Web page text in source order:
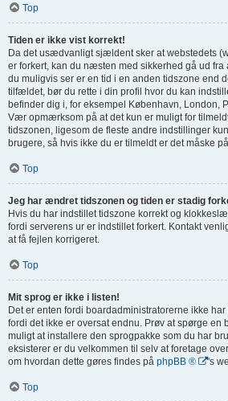
Top
Tiden er ikke vist korrekt!
Da det usædvanligt sjældent sker at webstedets
er forkert, kan du næsten med sikkerhed gå ud fra
du muligvis ser er en tid i en anden tidszone end
tilfældet, bør du rette i din profil hvor du kan
befinder dig i, for eksempel København, London,
Vær opmærksom på at det kun er muligt for
tidszonen, ligesom de fleste andre indstillinger
brugere, så hvis ikke du er tilmeldt er det måske
Top
Jeg har ændret tidszonen og tiden er stadig
Hvis du har indstillet tidszone korrekt og
fordi serverens ur er indstillet forkert. Kontakt
at få fejlen korrigeret.
Top
Mit sprog er ikke i listen!
Det er enten fordi boardadministratorerne ikke
fordi det ikke er oversat endnu. Prøv at spørge en
muligt at installere den sprogpakke som du har
eksisterer er du velkommen til selv at foretage
om hvordan dette gøres findes på phpBB ® 's
Top